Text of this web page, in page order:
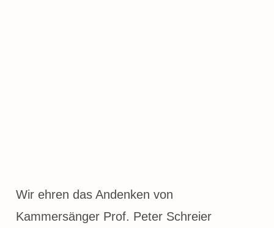
Wir ehren das Andenken von
Kammersänger Prof. Peter Schreier